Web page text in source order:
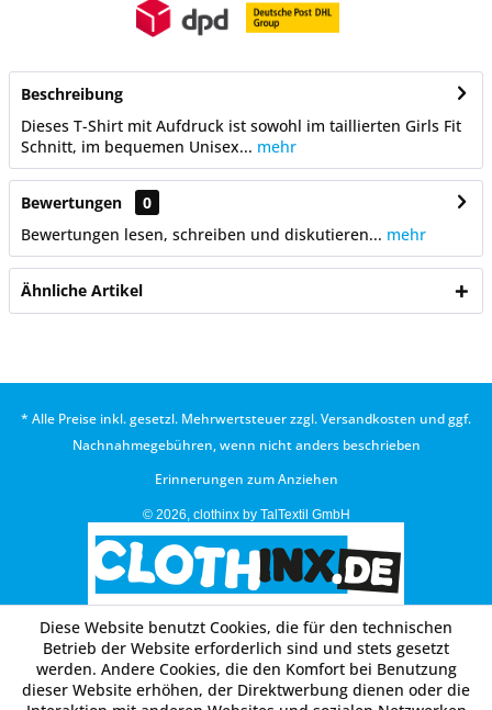
Beschreibung
Dieses T-Shirt mit Aufdruck ist sowohl im taillierten Girls Fit
Schnitt, im bequemen Unisex... mehr
Bewertungen
0
Bewertungen lesen, schreiben und diskutieren... mehr
Ähnliche Artikel
* Alle Preise inkl. gesetzl. Mehrwertsteuer zzgl.Versandkosten und ggf.
Nachnahmegebühren, wenn nicht anders beschrieben
Erinnerungen zum Anziehen
© 2026, clothinx by TalTextil GmbH
Diese Website benutzt Cookies, die für den technischen
Betrieb der Website erforderlich sind und stets gesetzt
werden. Andere Cookies, die den Komfort bei Benutzung
dieser Website erhöhen, der Direktwerbung dienen oder die